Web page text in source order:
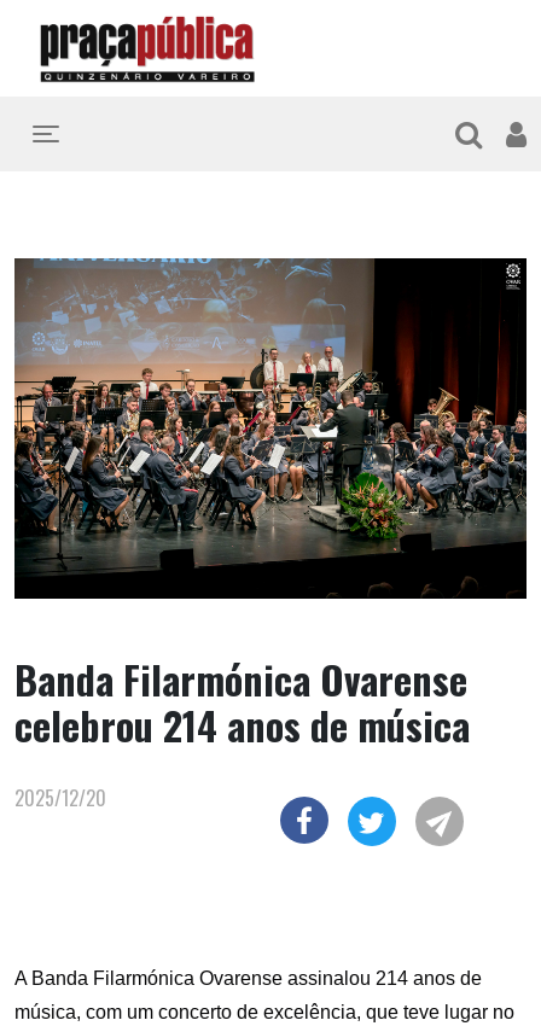
Toggle navigation
Banda Filarmónica Ovarense
celebrou 214 anos de música
2025/12/20
A Banda Filarmónica Ovarense assinalou 214 anos de
música, com um concerto de excelência, que teve lugar no